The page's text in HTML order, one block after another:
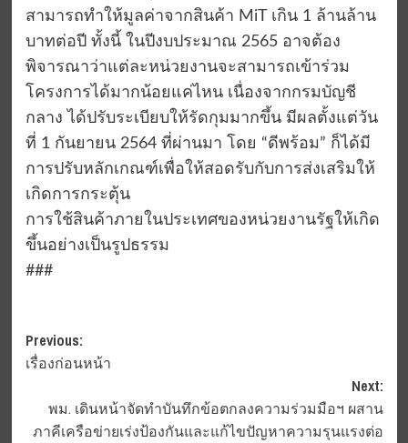
สามารถทำให้มูลค่าจากสินค้า MiT เกิน 1 ล้านล้าน
บาทต่อปี ทั้งนี้ ในปีงบประมาณ 2565 อาจต้อง
พิจารณาว่าแต่ละหน่วยงานจะสามารถเข้าร่วม
โครงการได้มากน้อยแค่ไหน เนื่องจากกรมบัญชี
กลาง ได้ปรับระเบียบให้รัดกุมมากขึ้น มีผลตั้งแต่วัน
ที่ 1 กันยายน 2564 ที่ผ่านมา โดย “ดีพร้อม” ก็ได้มี
การปรับหลักเกณฑ์เพื่อให้สอดรับกับการส่งเสริมให้
เกิดการกระตุ้น
การใช้สินค้าภายในประเทศของหน่วยงานรัฐให้เกิด
ขึ้นอย่างเป็นรูปธรรม
###
Post
navigation
Previous:
เรื่องก่อนหน้า
Next:
พม. เดินหน้าจัดทำบันทึกข้อตกลงความร่วมมือฯ ผสาน
ภาคีเครือข่ายเร่งป้องกันและแก้ไขปัญหาความรุนแรงต่อ